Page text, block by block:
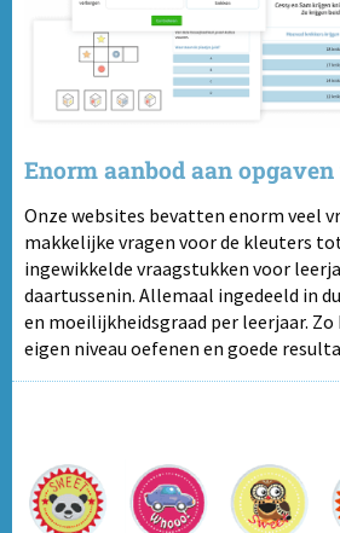
Enorm aanbod aan
Onze websites bevatten enorm veel
makkelijke vragen voor de kleuters
ingewikkelde vraagstukken voor
daartussenin. Allemaal ingedeeld in
en moeilijkheidsgraad per leerjaar.
eigen niveau oefenen en goede